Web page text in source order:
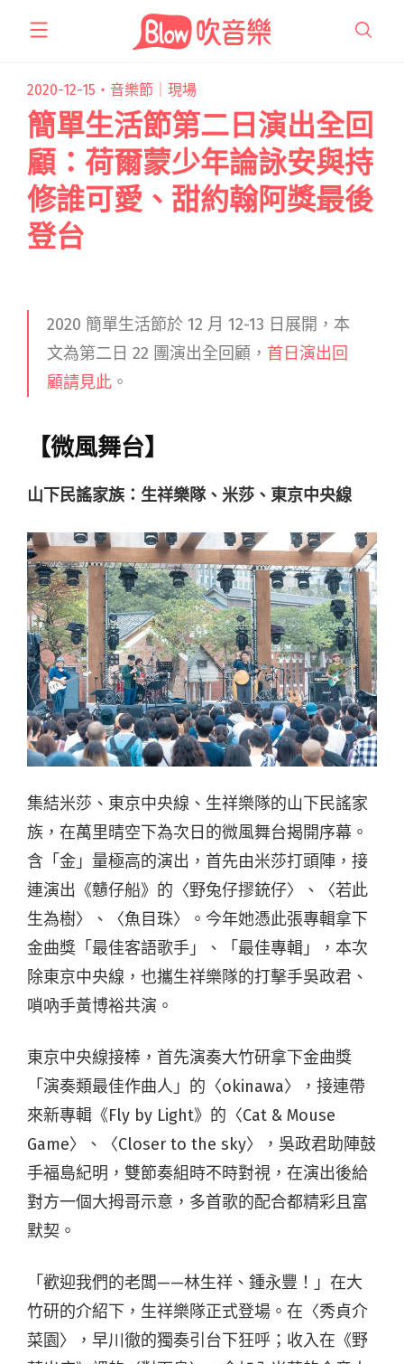
2020-12-15・ 音樂節｜現場
簡單生活節第二日演出全回
顧：荷爾蒙少年論詠安與持
修誰可愛、甜約翰阿獎最後
登台
2020 簡單生活節於 12 月 12-13 日展開，本
文為第二日 22 團演出全回顧， 首日演出回
顧請見此 。
【微風舞台】
山下民謠家族：生祥樂隊、米莎、東京中央線
集結米莎、東京中央線、生祥樂隊的山下民謠家
族，在萬里晴空下為次日的微風舞台揭開序幕。
含「金」量極高的演出，首先由米莎打頭陣，接
連演出《戇仔船》的〈野兔仔摎銃仔〉、〈若此
生為樹〉、〈魚目珠〉。今年她憑此張專輯拿下
金曲獎「最佳客語歌手」、「最佳專輯」，本次
除東京中央線，也攜生祥樂隊的打擊手吳政君、
嗩吶手黃博裕共演。
東京中央線接棒，首先演奏大竹研拿下金曲獎
「演奏類最佳作曲人」的〈okinawa〉，接連帶
來新專輯《Fly by Light》的〈Cat & Mouse
Game〉、〈Closer to the sky〉，吳政君助陣鼓
手福島紀明，雙節奏組時不時對視，在演出後給
對方一個大拇哥示意，多首歌的配合都精彩且富
默契。
「歡迎我們的老闆——林生祥、鍾永豐！」在大
竹研的介紹下，生祥樂隊正式登場。在〈秀貞介
菜園〉，早川徹的獨奏引台下狂呼；收入在《野